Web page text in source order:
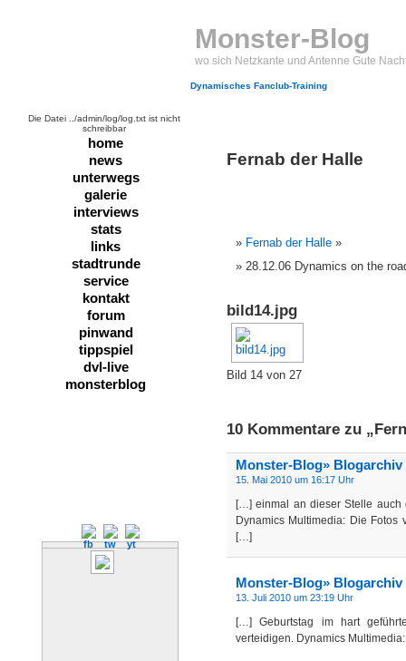
Die Datei ../admin/log/log.txt ist nicht
schreibbar
home
news
unterwegs
galerie
interviews
stats
links
stadtrunde
service
kontakt
forum
pinwand
tippspiel
dvl-live
monsterblog
Monster-Blog
wo sich Netzkante und Antenne Gute
Dynamisches Fanclub-Training
Fernab der Halle
Fernab der Halle »
28.12.06 Dynamics on the
bild14.jpg
Bild 14 von 27
10 Kommentare zu
Monster-Blog» Blogarchiv
15. Mai 2010 um 16:17 Uhr
[…] einmal an dieser Stelle auch
Dynamics Multimedia: Die Fotos
[…]
Monster-Blog»
13. Juli 2010 um 23:19 Uhr
[…] Geburtstag im hart
verteidigen. Dynamics